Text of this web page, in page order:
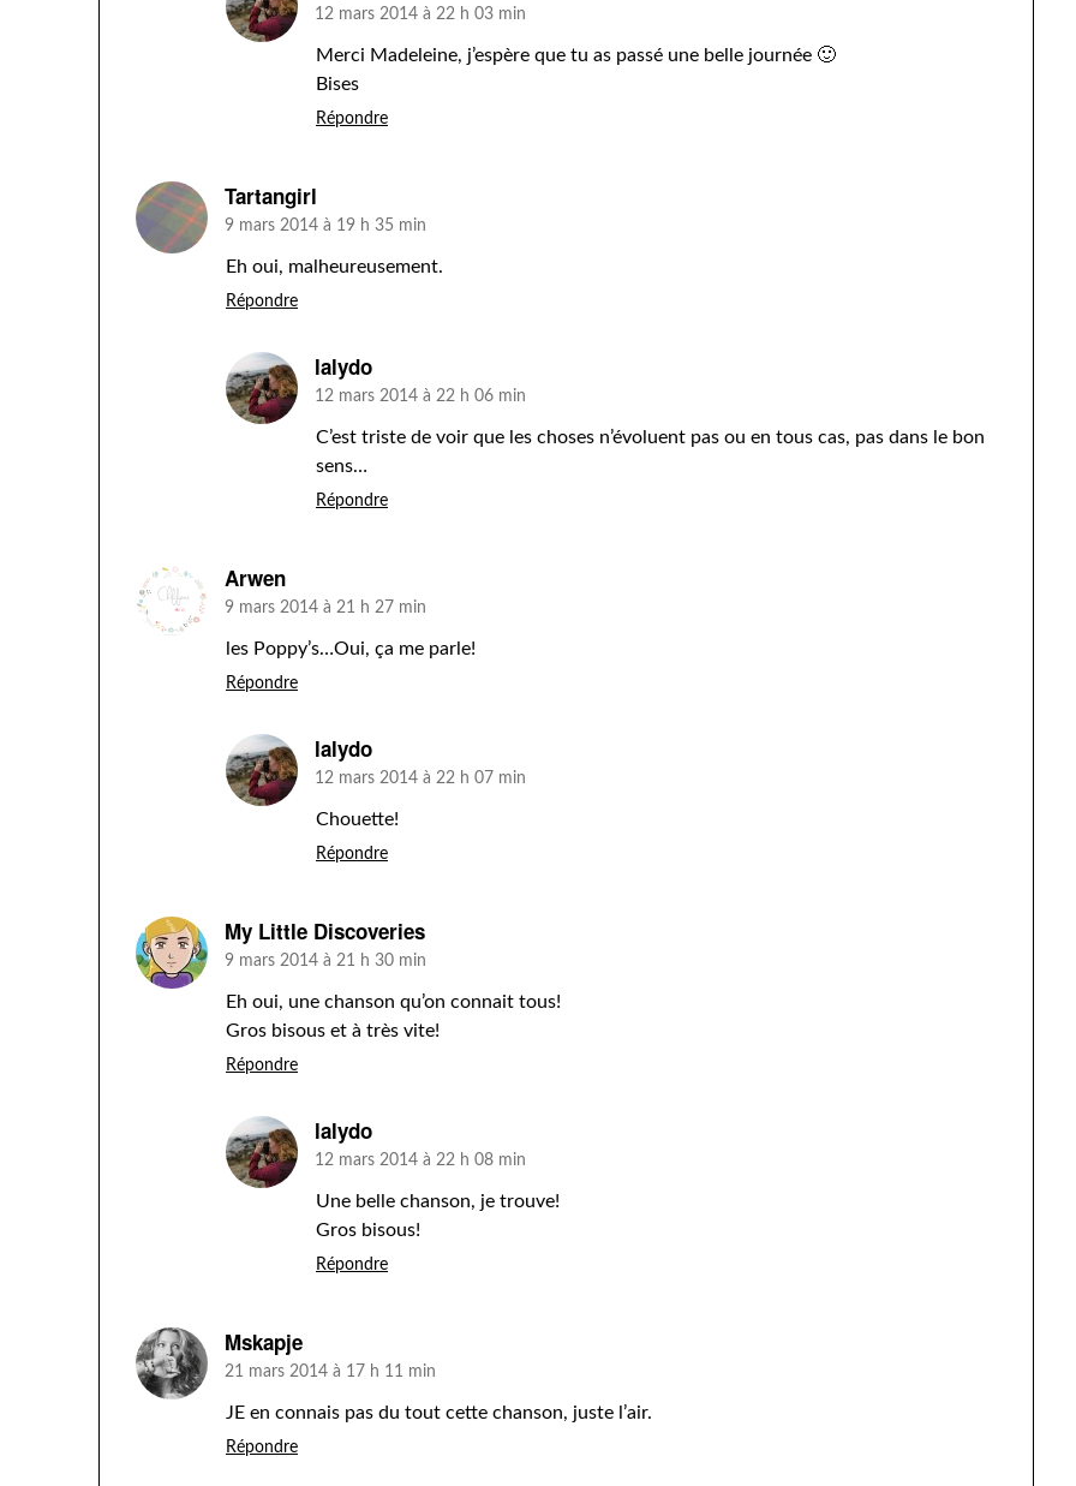
12 mars 2014 à 22 h 03 min
Merci Madeleine, j’espère que tu as passé une belle journée 🙂
Bises
Répondre
Tartangirl
9 mars 2014 à 19 h 35 min
Eh oui, malheureusement.
Répondre
lalydo
12 mars 2014 à 22 h 06 min
C’est triste de voir que les choses n’évoluent pas ou en tous cas, pas dans le bon
sens…
Répondre
Arwen
9 mars 2014 à 21 h 27 min
les Poppy’s…Oui, ça me parle!
Répondre
lalydo
12 mars 2014 à 22 h 07 min
Chouette!
Répondre
My Little Discoveries
9 mars 2014 à 21 h 30 min
Eh oui, une chanson qu’on connait tous!
Gros bisous et à très vite!
Répondre
lalydo
12 mars 2014 à 22 h 08 min
Une belle chanson, je trouve!
Gros bisous!
Répondre
Mskapje
21 mars 2014 à 17 h 11 min
JE en connais pas du tout cette chanson, juste l’air.
Répondre